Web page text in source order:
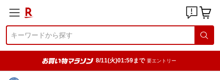
8/11(火)01:59まで 要エントリー